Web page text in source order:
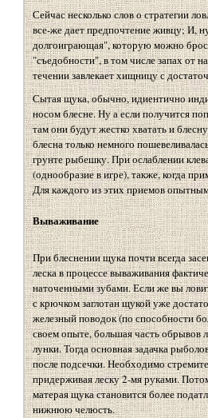
Сейчас несколько слов о стратегии
все-же дает предпочтение живцу; И,
долгоиграющая", которую можно
"съедобности", в том числе запах от
течении завлекает хищницу с
Сытая щука, обычно, идиентично
носом блесне. Ну а если получится
там они будут жестко хватать и
блесна только немного
грунте рыбешку. При ослаблении
(однообразие в игре), также, когда
Для каждого из этих приемов
Вываживание
При блеснении щука почти всегда
леска в процессе вываживания
наточенными зубами. Если же вы
с крючком заглотан щукой уже
железный поводок (по способности
своем опыте, большая часть обрывов
лунки. Тогда основная задачка
после подсечки. Необходимо
придерживая леску 2-мя руками.
матерая щука становится более
нижнюю челюсть.